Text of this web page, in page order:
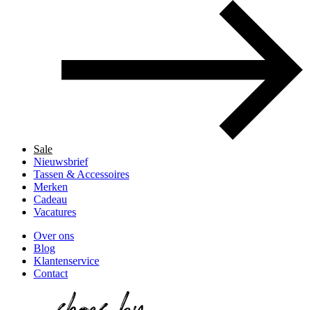
Sale
Nieuwsbrief
Tassen & Accessoires
Merken
Cadeau
Vacatures
Over ons
Blog
Klantenservice
Contact